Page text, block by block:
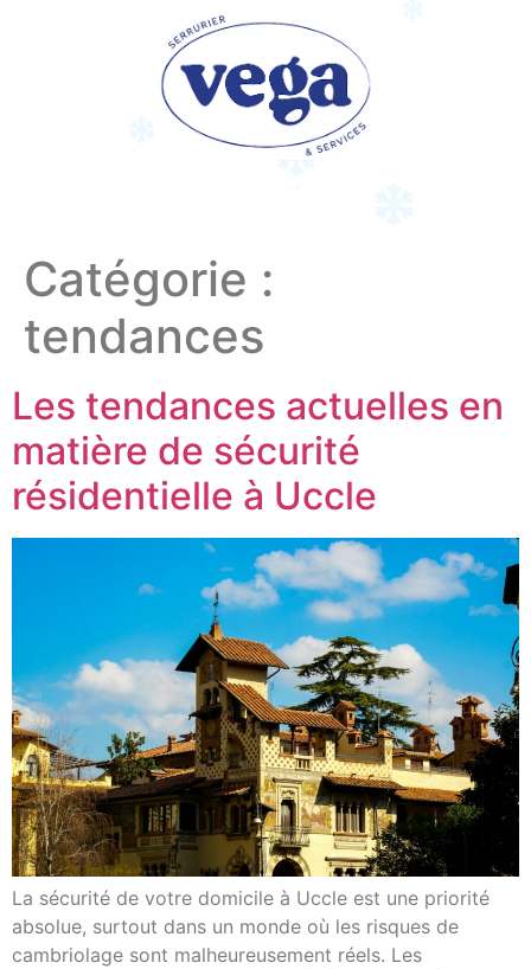
Catégorie :
tendances
Les tendances actuelles en
matière de sécurité
résidentielle à Uccle
La sécurité de votre domicile à Uccle est une priorité
absolue, surtout dans un monde où les risques de
cambriolage sont malheureusement réels. Les